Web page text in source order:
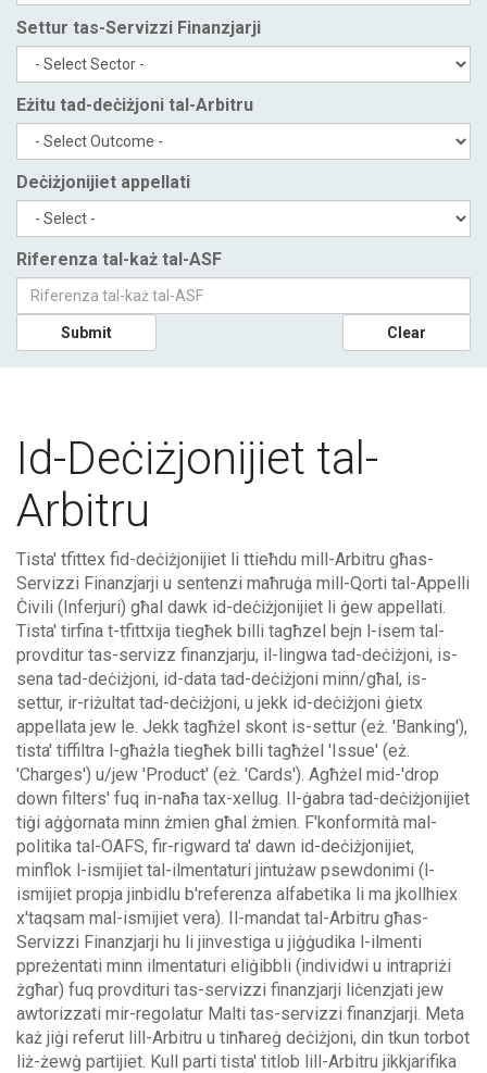
Settur tas-Servizzi Finanzjarji
Eżitu tad-deċiżjoni tal-Arbitru
Deċiżjonijiet appellati
Riferenza tal-każ tal-ASF
Submit Clear
Id-Deċiżjonijiet tal-
Arbitru
Tista' tfittex fid-deċiżjonijiet li ttieħdu mill-Arbitru għas-
Servizzi Finanzjarji u sentenzi maħruġa mill-Qorti tal-Appelli
Ċivili (Inferjuri) għal dawk id-deċiżjonijiet li ġew appellati.
Tista' tirfina t-tfittxija tiegħek billi tagħzel bejn l-isem tal-
provditur tas-servizz finanzjarju, il-lingwa tad-deċiżjoni, is-
sena tad-deċiżjoni, id-data tad-deċiżjoni minn/għal, is-
settur, ir-riżultat tad-deċiżjoni, u jekk id-deċiżjoni ġietx
appellata jew le. Jekk tagħżel skont is-settur (eż. 'Banking'),
tista' tiffiltra l-għażla tiegħek billi tagħżel 'Issue' (eż.
'Charges') u/jew 'Product' (eż. 'Cards'). Agħżel mid-'drop
down filters' fuq in-naħa tax-xellug. Il-ġabra tad-deċiżjonijiet
tiġi aġġornata minn żmien għal żmien. F'konformità mal-
politika tal-OAFS, fir-rigward ta' dawn id-deċiżjonijiet,
minflok l-ismijiet tal-ilmentaturi jintużaw psewdonimi (l-
ismijiet propja jinbidlu b'referenza alfabetika li ma jkollhiex
x'taqsam mal-ismijiet vera). Il-mandat tal-Arbitru għas-
Servizzi Finanzjarji hu li jinvestiga u jiġġudika l-ilmenti
ppreżentati minn ilmentaturi eliġibbli (individwi u intrapriżi
żgħar) fuq provdituri tas-servizzi finanzjarji liċenzjati jew
awtorizzati mir-regolatur Malti tas-servizzi finanzjarji. Meta
każ jiġi referut lill-Arbitru u tinħareġ deċiżjoni, din tkun torbot
liż-żewġ partijiet. Kull parti tista' titlob lill-Arbitru jikkjarifika